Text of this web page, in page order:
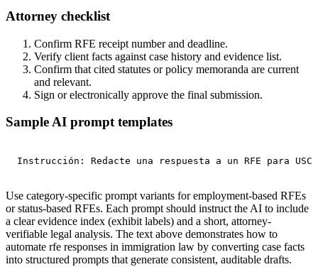
Attorney checklist
Confirm RFE receipt number and deadline.
Verify client facts against case history and evidence list.
Confirm that cited statutes or policy memoranda are current
and relevant.
Sign or electronically approve the final submission.
Sample AI prompt templates
Instrucción: Redacte una respuesta a un RFE para
Use category-specific prompt variants for employment-based RFEs
or status-based RFEs. Each prompt should instruct the AI to include
a clear evidence index (exhibit labels) and a short, attorney-
verifiable legal analysis. The text above demonstrates how to
automate rfe responses in immigration law by converting case facts
into structured prompts that generate consistent, auditable drafts.